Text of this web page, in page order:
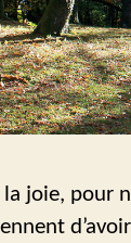
la joie, pour